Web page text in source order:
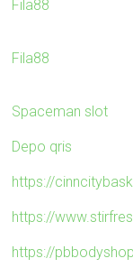
Fila88
Fila88
Spaceman slot
Depo qris
https://
https://
https://